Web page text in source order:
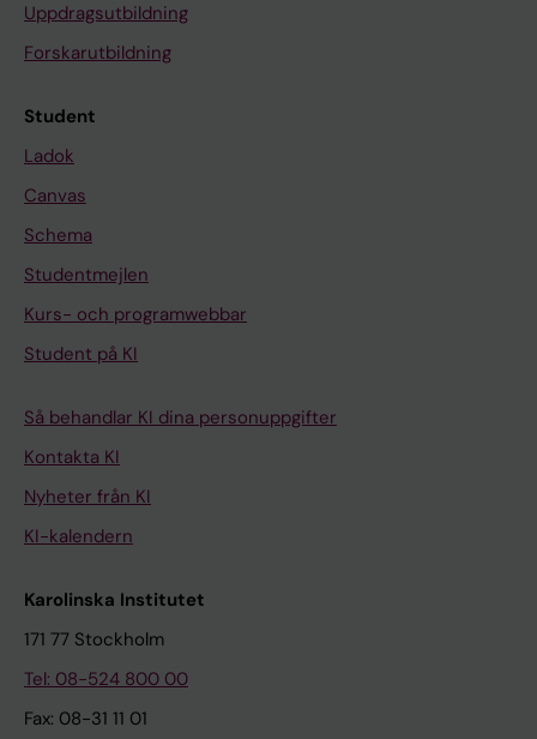
Uppdragsutbildning
Forskarutbildning
Student
Ladok
Canvas
Schema
Studentmejlen
Kurs- och programwebbar
Student på KI
Så behandlar KI dina personuppgifter
Kontakta KI
Nyheter från KI
KI-kalendern
Karolinska Institutet
171 77 Stockholm
Tel: 08-524 800 00
Fax: 08-31 11 01